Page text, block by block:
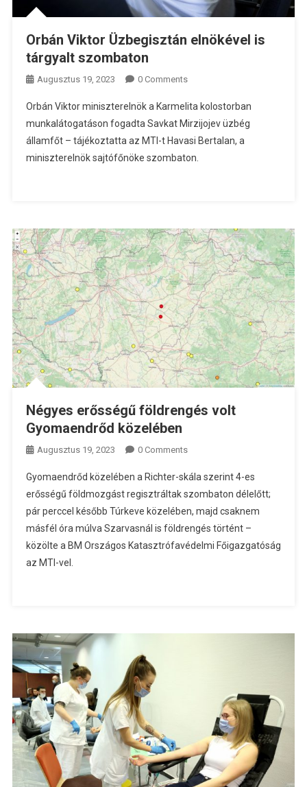
Orbán Viktor Üzbegisztán elnökével is
tárgyalt szombaton
Augusztus 19, 2023 0 Comments
Orbán Viktor miniszterelnök a Karmelita kolostorban
munkalátogatáson fogadta Savkat Mirzijojev üzbég
államfőt – tájékoztatta az MTI-t Havasi Bertalan, a
miniszterelnök sajtófőnöke szombaton.
Négyes erősségű földrengés volt
Gyomaendrőd közelében
Augusztus 19, 2023 0 Comments
Gyomaendrőd közelében a Richter-skála szerint 4-es
erősségű földmozgást regisztráltak szombaton délelőtt;
pár perccel később Túrkeve közelében, majd csaknem
másfél óra múlva Szarvasnál is földrengés történt –
közölte a BM Országos Katasztrófavédelmi Főigazgatóság
az MTI-vel.